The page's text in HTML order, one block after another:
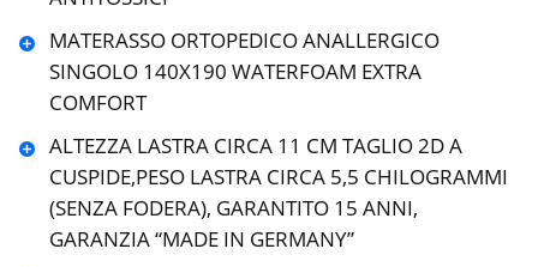
MATERASSO ORTOPEDICO ANALLERGICO
SINGOLO 140X190 WATERFOAM EXTRA
COMFORT
ALTEZZA LASTRA CIRCA 11 CM TAGLIO 2D A
CUSPIDE,PESO LASTRA CIRCA 5,5 CHILOGRAMMI
(SENZA FODERA), GARANTITO 15 ANNI,
GARANZIA “MADE IN GERMANY”